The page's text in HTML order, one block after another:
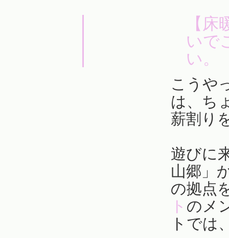
【
いで
い。
こうや
は、ち
薪割り
遊びに
山郷」
の拠点
ト のメ
トでは